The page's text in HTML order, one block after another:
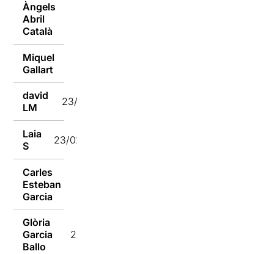
Àngels
Abril
Català
Miquel
Gallart
david
LM
23/02/2023
Laia
S
23/02/2023
Carles
Esteban
Garcia
Glòria
Garcia
Ballo
23/02/2023